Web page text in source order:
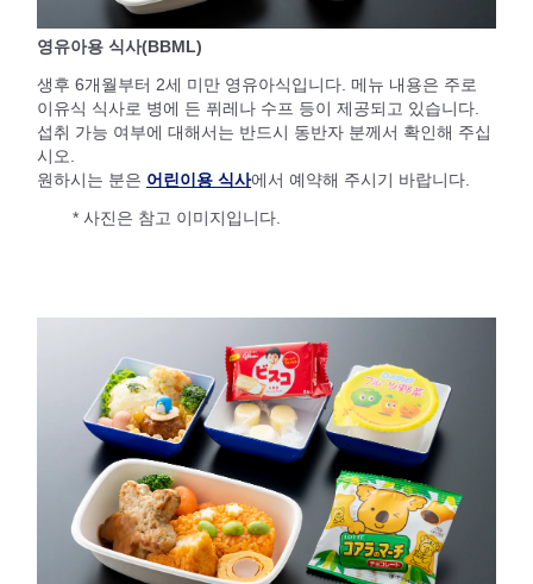
영유아용 식사(BBML)
생후 6개월부터 2세 미만 영유아식입니다. 메뉴 내용은 주로
이유식 식사로 병에 든 퓌레나 수프 등이 제공되고 있습니다.
섭취 가능 여부에 대해서는 반드시 동반자 분께서 확인해 주십
시오.
원하시는 분은 어린이용 식사에서 예약해 주시기 바랍니다.
* 사진은 참고 이미지입니다.